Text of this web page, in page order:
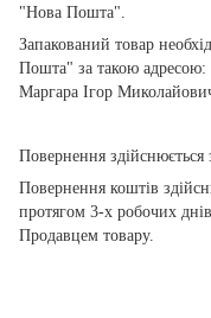
"Нова Пошта".
Запакований товар
Пошта" за такою
Маргара Ігор
Повернення
Повернення коштів
протягом 3-х робочих
Продавцем товару.